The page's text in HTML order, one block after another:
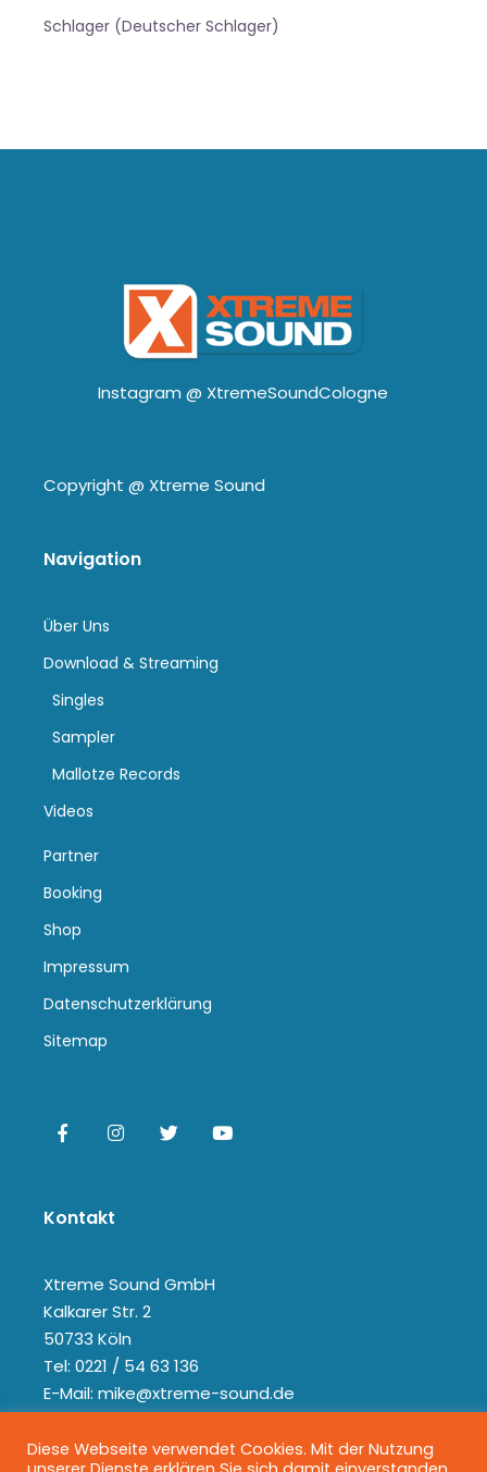
Schlager (Deutscher Schlager)
Instagram @ XtremeSoundCologne
Copyright @ Xtreme Sound
Navigation
Über Uns
Download & Streaming
Singles
Sampler
Mallotze Records
Videos
Partner
Booking
Shop
Impressum
Datenschutzerklärung
Sitemap
Kontakt
Xtreme Sound GmbH
Kalkarer Str. 2
50733 Köln
Tel: 0221 / 54 63 136
E-Mail: mike@xtreme-sound.de
Diese Webseite verwendet Cookies. Mit der Nutzung